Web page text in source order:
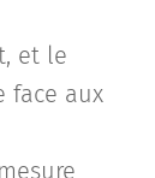
et le
face aux